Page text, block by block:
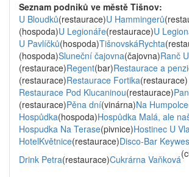
Seznam podniků ve městě Tišnov:
U Bloudků(restaurace)U Hammingerů
(hospoda)U Legionáře(restaurace)U
U Pavlíčků(hospoda)TišnovskáRychta
(hospoda)Sluneční čajovna(čajovna)Ranč
(restaurace)Regent(bar)Restaurace a
(restaurace)Restaurace Fortika(restaurace)
Restaurace Pod Klucaninou(restaurace)
(restaurace)Pěna dní(vinárna)Na Humpolce
Hospůdka(hospoda)Hospůdka Malá, ale
Hospudka Na Terase(pivnice)Hostinec U
HotelKvětnice(restaurace)Disco-Bar
Drink Petra(restaurace)Cukrárna Vaňková